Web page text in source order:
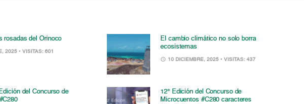
rosadas del Orinoco
2025 • VISITAS: 601
El cambio climático no solo borra
ecosistemas
10 DICIEMBRE, 2025 • VISITAS: 437
del Concurso de
12° Edición del Concurso de
Microcuentos #C280 caracteres